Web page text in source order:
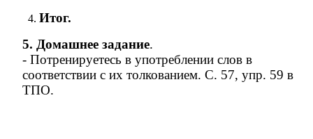
Итог.
5. Домашнее задание.
- Потренируетесь в употреблении слов в
соответствии с их толкованием. С. 57, упр. 59 в
ТПО.